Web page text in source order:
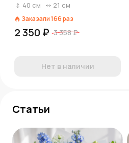
40 см 21 см
Заказали166раз
2 350 ₽ 3 358 ₽
Нет в наличии
Статьи